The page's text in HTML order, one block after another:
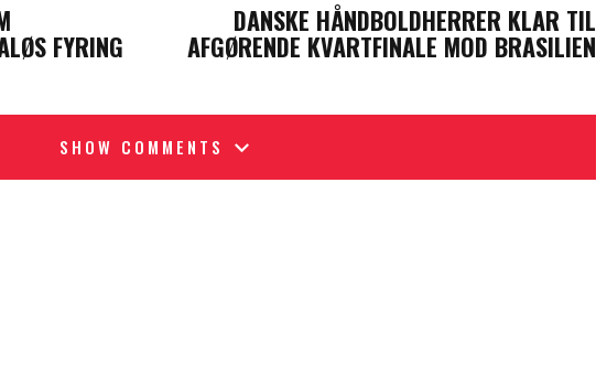
FYRING
DANSKE HÅNDBOLDHERRER KLAR TIL
AFGØRENDE KVARTFINALE MOD BRASILIEN
SHOW COMMENTS